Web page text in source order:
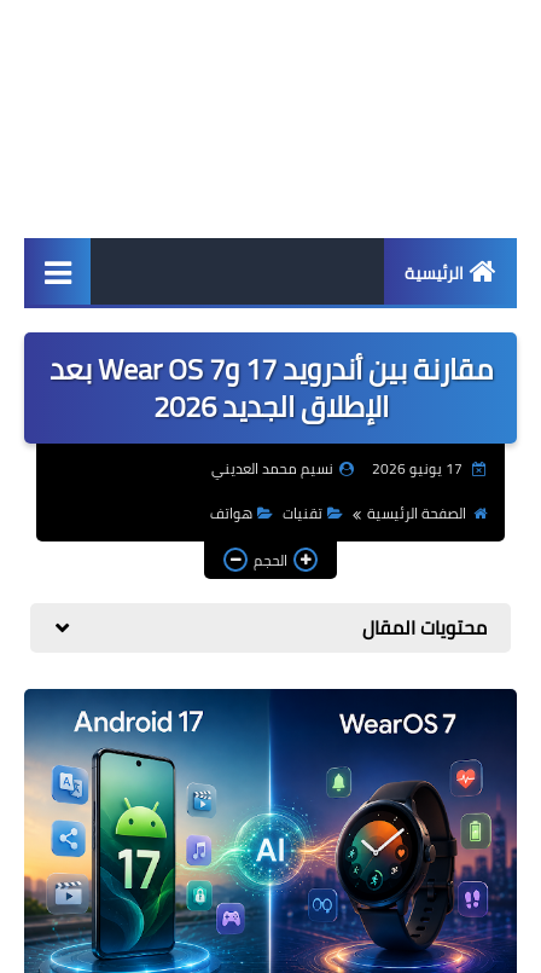
الرئيسية
اخبار
ابل
اندرويد
مراجعات
الربح من الانترنت
ذكاء اصطناعي
مقارنة بين أندرويد 17 وWear OS 7 بعد
الإطلاق الجديد 2026
نسيم محمد العديني
الصفحة الرئيسية
تقنيات
هواتف
الحجم
محتويات المقال